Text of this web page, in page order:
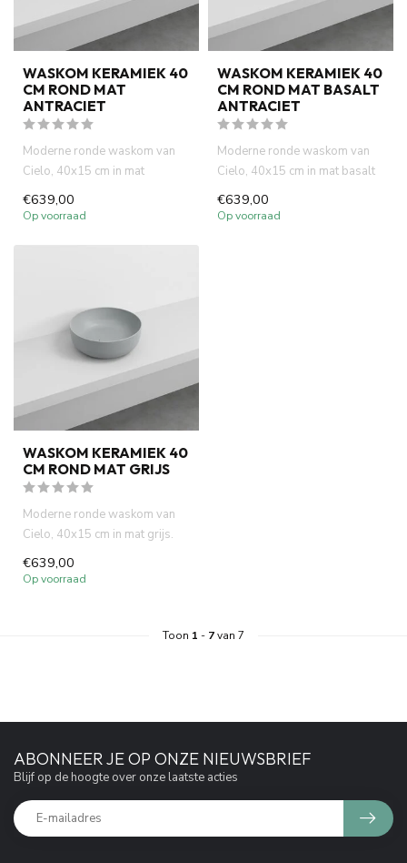
WASKOM KERAMIEK 40
CM ROND MAT
ANTRACIET
Moderne ronde waskom van
Cielo, 40x15 cm in mat
antraciet. Italiaans design,
hog...
€639,00
Op voorraad
WASKOM KERAMIEK 40
CM ROND MAT BASALT
ANTRACIET
Moderne ronde waskom van
Cielo, 40x15 cm in mat basalt
antraciet. Italiaans des...
€639,00
Op voorraad
WASKOM KERAMIEK 40
CM ROND MAT GRIJS
Moderne ronde waskom van
Cielo, 40x15 cm in mat grijs.
Italiaans design, hoge k...
€639,00
Op voorraad
Toon 1 - 7van 7
ABONNEER JE OP ONZE NIEUWSBRIEF
Blijf op de hoogte over onze laatste acties